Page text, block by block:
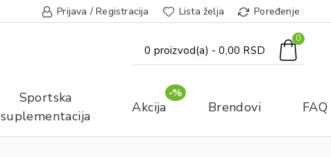
Prijava / Registracija Lista želja Poređenje
0 proizvod(a) - 0,00 RSD
0
Sportska
suplementacija
Akcija
-%
Brendovi FAQ